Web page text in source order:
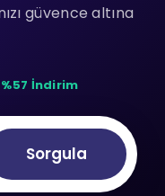
güvence altına
%57 İndirim
Sorgula